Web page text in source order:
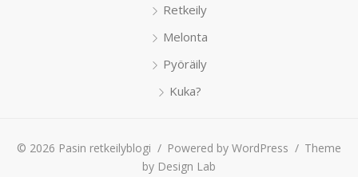
Retkeily
Melonta
Pyöräily
Kuka?
© 2026 Pasin retkeilyblogi / Powered by WordPress / Theme
by Design Lab